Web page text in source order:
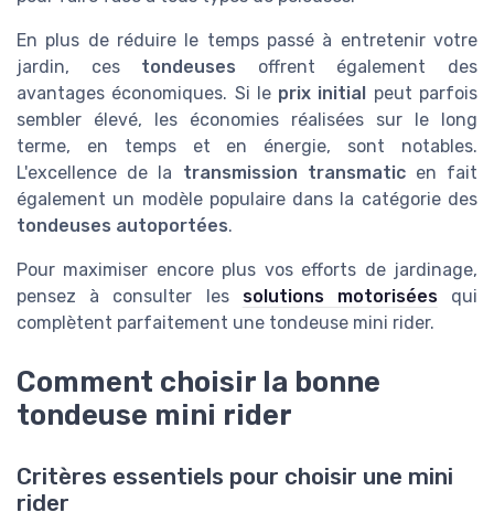
En plus de réduire le temps passé à entretenir votre
jardin, ces tondeuses offrent également des
avantages économiques. Si le prix initial peut parfois
sembler élevé, les économies réalisées sur le long
terme, en temps et en énergie, sont notables.
L'excellence de la transmission transmaticen fait
également un modèle populaire dans la catégorie des
tondeuses autoportées.
Pour maximiser encore plus vos efforts de jardinage,
pensez à consulter les solutions motoriséesqui
complètent parfaitement une tondeuse mini rider.
Comment choisir la bonne
tondeuse mini rider
Critères essentiels pour choisir une mini
rider